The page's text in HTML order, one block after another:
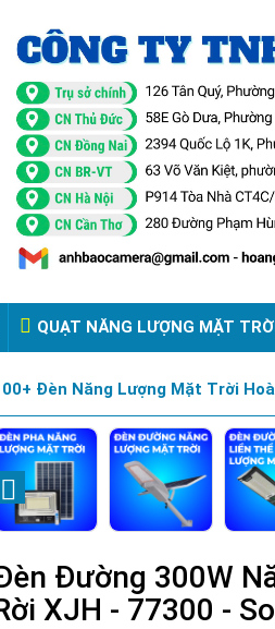
QUẠT NĂNG LƯỢNG MẶT
Đèn Năng Lượng Mặt Trời
Đường 300W
XJH - 77300 -